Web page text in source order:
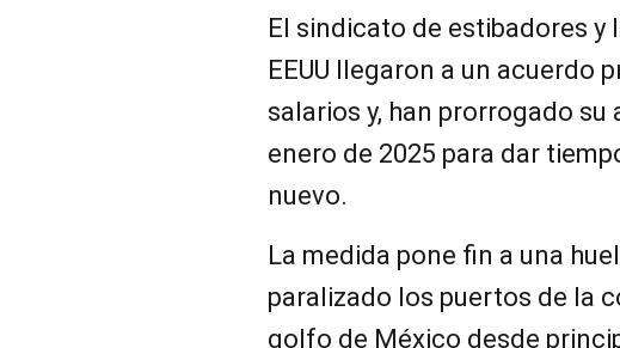
El sindicato de estibadores y
EEUU llegaron a un acuerdo
salarios y, han prorrogado
enero de 2025 para dar
nuevo.
La medida pone fin a una
paralizado los puertos de la
golfo de México desde